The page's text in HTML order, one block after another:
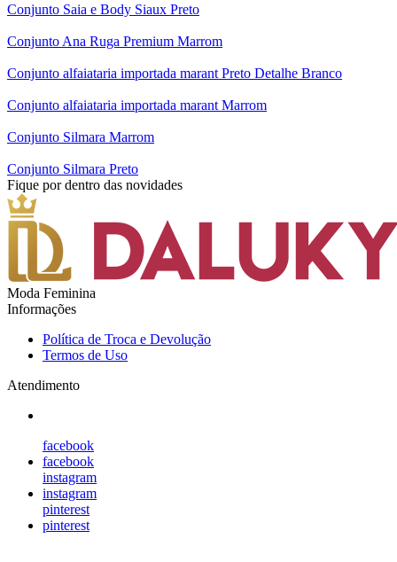
Conjunto Saia e Body Siaux Preto
Conjunto Ana Ruga Premium Marrom
Conjunto alfaiataria importada marant Preto Detalhe Branco
Conjunto alfaiataria importada marant Marrom
Conjunto Silmara Marrom
Conjunto Silmara Preto
Fique por dentro das novidades
Moda Feminina
Informações
Política de Troca e Devolução
Termos de Uso
Atendimento
facebook
facebook
instagram
instagram
pinterest
pinterest